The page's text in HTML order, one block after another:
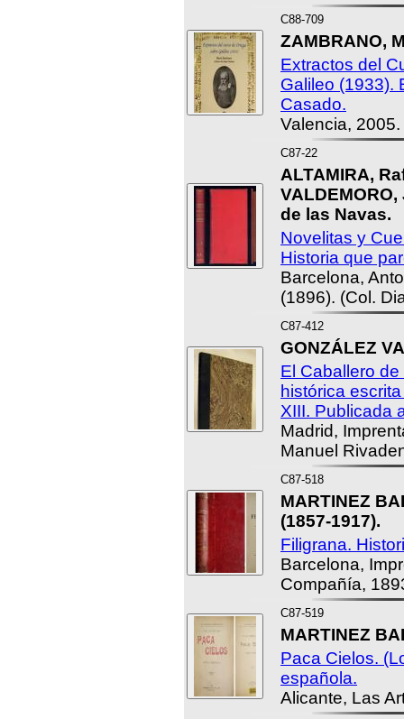
C88-709
ZAMBRANO,
Extractos del
Galileo (1933).
Casado.
Valencia, 2005.
C87-22
ALTAMIRA,
de las Navas.
Novelitas y
Historia que
Barcelona,
(1896). (Col.
C87-412
GONZÁLEZ
El Caballero
histórica
XIII. Publicada
Madrid,
Manuel
C87-518
MARTINEZ
(1857-1917).
Filigrana.
Barcelona,
Compañía,
C87-519
MARTINEZ
Paca Cielos.
española.
Alicante, Las